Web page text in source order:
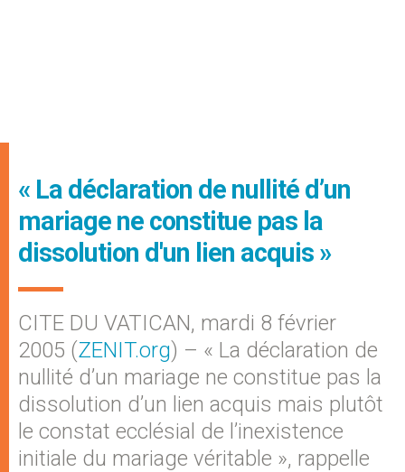
« La déclaration de nullité d’un
mariage ne constitue pas la
dissolution d'un lien acquis »
CITE DU VATICAN, mardi 8 février
2005 (ZENIT.org) – « La déclaration de
nullité d’un mariage ne constitue pas la
dissolution d’un lien acquis mais plutôt
le constat ecclésial de l’inexistence
initiale du mariage véritable », rappelle